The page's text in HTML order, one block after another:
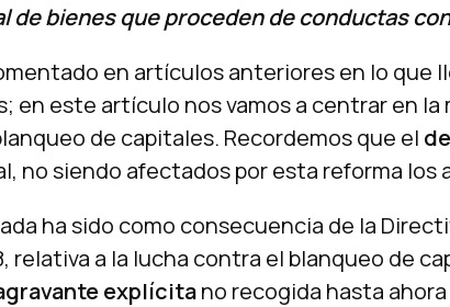
de bienes que proceden de conductas
en artículos anteriores en lo que
en este artículo nos vamos a centrar en
de capitales. Recordemos que el
no siendo afectados por esta reforma los
ha sido como consecuencia de la
relativa a la lucha contra el blanqueo de
explícitano recogida hasta